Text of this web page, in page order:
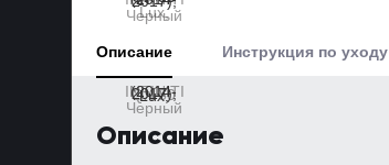
Описание Инструкция по уходу
Описание